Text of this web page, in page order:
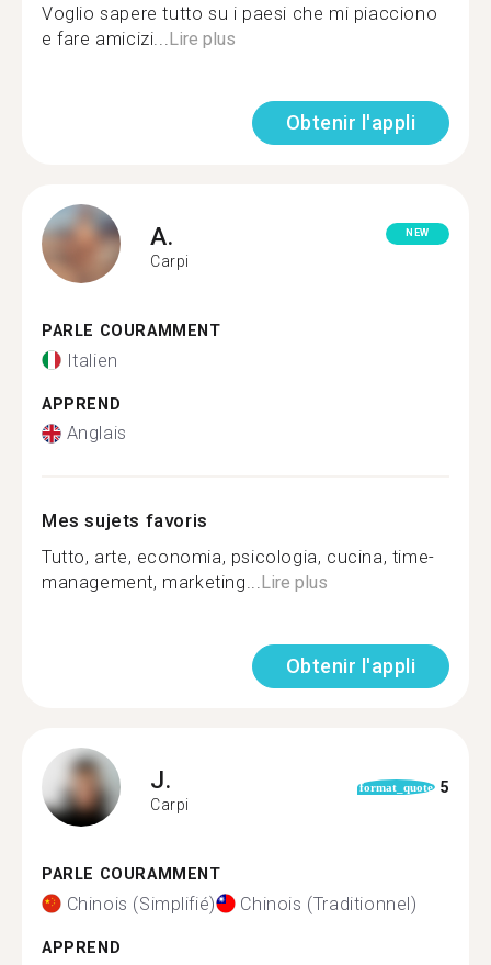
Voglio sapere tutto su i paesi che mi piacciono
e fare amicizi...Lire plus
Obtenir l'appli
A.
Carpi
NEW
PARLE COURAMMENT
Italien
APPREND
Anglais
Mes sujets favoris
Tutto, arte, economia, psicologia, cucina, time-
management, marketing...Lire plus
Obtenir l'appli
J.
Carpi
format_quote 5
PARLE COURAMMENT
Chinois (Simplifié) Chinois (Traditionnel)
APPREND